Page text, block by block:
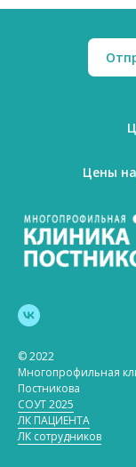
Цены
© 2022
Многопрофильная
Постникова
СОУТ 2025
ЛК ПАЦИЕНТА
ЛК сотрудников